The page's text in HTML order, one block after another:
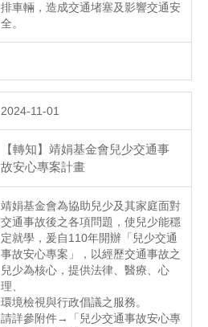
排車輛，造成交通堵塞及影響交通安
全。
2024-11-01
【轉知】靖娟基金會兒少交通事
故安心專案計畫
靖娟基金會為協助兒少及其家庭面對
交通事故後之各項問題，使兒少能穩
定就學，爰自110年開辦「兒少交通
事故安心專案」，以經歷交通事故之
兒少為核心，提供法律、醫療、心
理、
環境檢視與行政倡議之服務。
請詳參附件→「兒少交通事故安心專